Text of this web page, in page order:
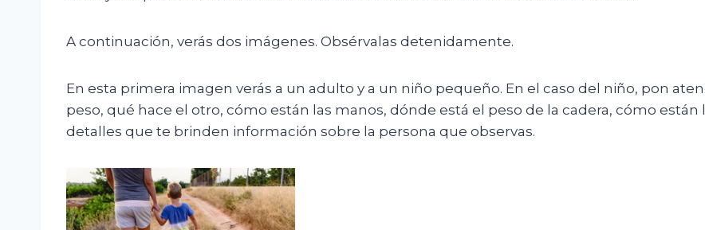
A continuación, verás dos imágenes. Obsérvalas detenidamente.
En esta primera imagen verás a un adulto y a un niño pequeño. En el caso del niño, pon
peso, qué hace el otro, cómo están las manos, dónde está el peso de la cadera, cómo están
detalles que te brinden información sobre la persona que observas.